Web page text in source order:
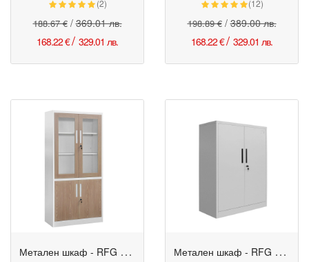
(2)
188.67 €/369.01 лв.
168.22 €/ 329.01 лв.
(12)
198.89 €/389.00 лв.
168.22 €/ 329.01 лв.
М
етален шкаф - RFG със стъклени врати 900/400/1850 кехлибарен дъб-бял М
етален шкаф - RFG 900/400/1300 сив